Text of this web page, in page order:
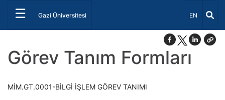
☰ Gazi Üniversitesi Dil Seçiniz
EN
Görev Tanım Formları
MİM.GT.0001-BİLGİ İŞLEM GÖREV TANIMI